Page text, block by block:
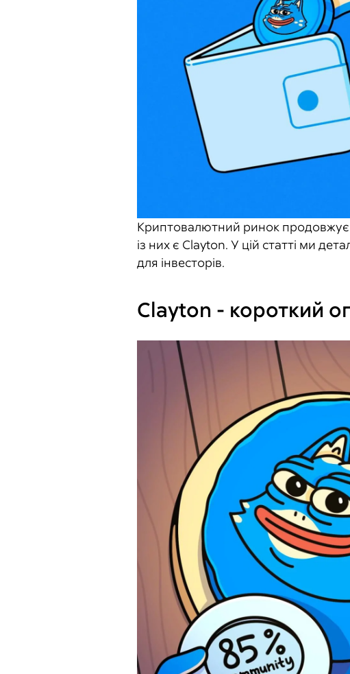
Криптовалютний ринок
із них є Clayton. У цій статті ми
для інвесторів.
Clayton - короткий